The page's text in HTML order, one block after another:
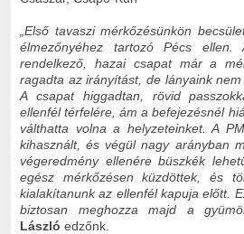
„Első tavaszi mérkőzésünkön
élmezőnyéhez tartozó Pécs ellen.
rendelkező, hazai csapat már a
ragadta az irányítást, de lányaink
A csapat higgadtan, rövid
ellenfél térfelére, ám a befejezésnél
válthatta volna a helyzeteinket. A
kihasznált, és végül nagy arányban
végeredmény ellenére büszkék
egész mérkőzésen küzdöttek, és
kialakítanunk az ellenfél kapuja előtt.
biztosan meghozza majd a
László edzőnk.